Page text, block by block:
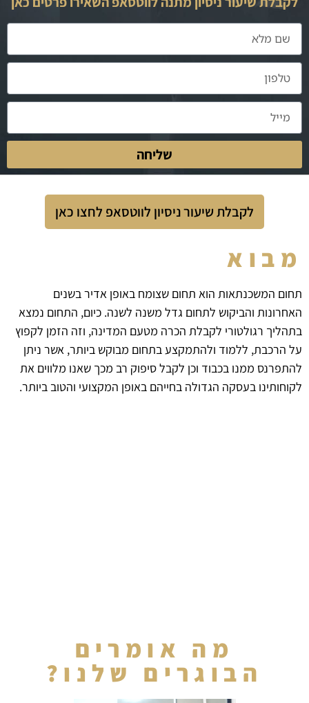
שליחה
לקבלת שיעור ניסיון לווטסאפ לחצו כאן
מבוא
תחום המשכנתאות הוא תחום שצומח באופן אדיר בשנים
האחרונות והביקוש לתחום גדל משנה לשנה. כיום, התחום נמצא
בתהליך רגולטורי לקבלת הכרה מטעם המדינה, וזה הזמן לקפוץ
על הרכבת, ללמוד ולהתמקצע בתחום מבוקש ביותר, אשר ניתן
להתפרנס ממנו בכבוד וכן לקבל סיפוק רב מכך שאנו מלווים את
לקוחותינו בעסקה הגדולה בחייהם באופן המקצועי והטוב ביותר.
מה אומרים
הבוגרים שלנו?